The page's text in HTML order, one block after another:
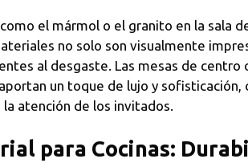
como el mármol o el granito en la sala
no solo son visualmente
al desgaste. Las mesas de centro
un toque de lujo y sofisticación,
atención de los invitados.
para Cocinas: